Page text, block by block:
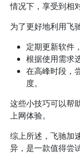
情况下，享受到相
为了更好地利用飞
定期更新软件
根据使用需求
在高峰时段，
度。
这些小技巧可以帮
上网体验。
综上所述，飞驰加
异，是一款值得尝